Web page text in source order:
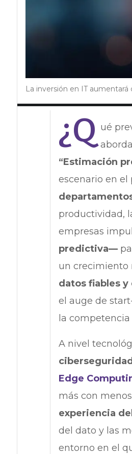
La inversión en IT aumentará
¿Q ué
“Estimación
escenario en el
productividad,
empresas
predictiva—
un crecimiento
datos fiables
el auge de
la
A nivel
Edge
más con
experiencia
del dato y las
entorno en el